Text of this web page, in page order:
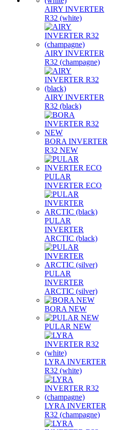
AIRY INVERTER
R32 (white)
AIRY INVERTER
R32 (champagne)
AIRY INVERTER
R32 (black)
BORA INVERTER
R32 NEW
PULAR
INVERTER ECO
PULAR
INVERTER
ARCTIC (black)
PULAR
INVERTER
ARCTIC (silver)
BORA NEW
PULAR NEW
LYRA INVERTER
R32 (white)
LYRA INVERTER
R32 (champagne)